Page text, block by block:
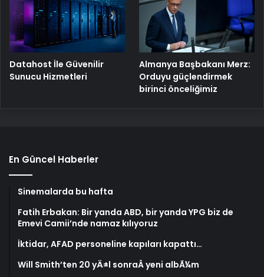
Datahost İle Güvenilir
Sunucu Hizmetleri
Almanya Başbakanı Merz:
Orduyu güçlendirmek
birinci önceliğimiz
En Güncel Haberler
Sinemalarda bu hafta
Fatih Erbakan: Bir yanda ABD, bir yanda YPG biz de
Emevi Camii’nde namaz kılıyoruz
İktidar, AFAD personeline kapıları kapattı…
Will Smith’ten 20 yÄ±l sonraÂ yeni albÃ¼m